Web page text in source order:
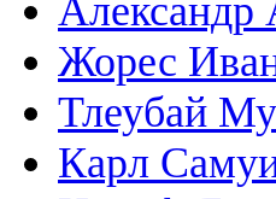
Александр
Жорес
Тлеубай
Карл